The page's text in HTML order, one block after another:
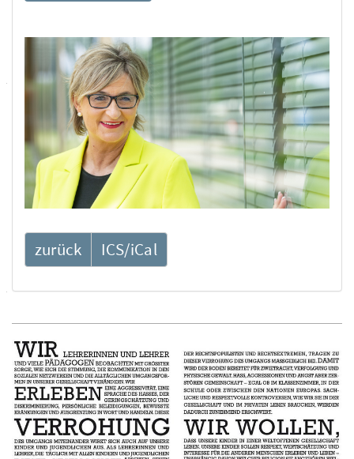
zurück ICS/iCal